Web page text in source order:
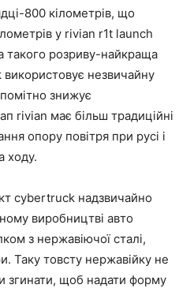
800 кілометрів, що
у rivian r1t launch
розриву-найкраща
незвичайну
знижує
rivian має більш традиційні
опору повітря при русі і
ходу.
cybertruck надзвичайно
виробництві авто
з нержавіючої сталі,
Таку товсту нержавійку не
згинати, щоб надати форму